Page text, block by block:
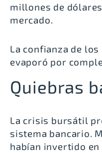
millones de
mercado.
La confianza de
evaporó por
Quiebras
La crisis bursátil
sistema bancario.
habían invertido en